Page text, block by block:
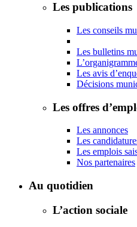
Les publications
Les conseils
Les bulletins
Les avis
Décisions
Les offres
Les annonces
Les
Les emplois
Nos partenaires
Au quotidien
L’action sociale